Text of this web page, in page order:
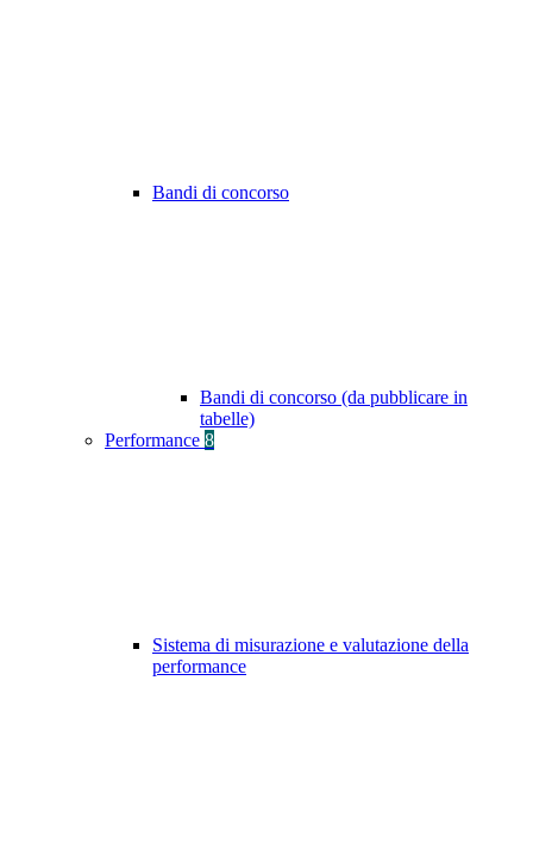
Bandi di concorso
Bandi di concorso (da pubblicare in
tabelle)
Performance 8
Sistema di misurazione e valutazione della
performance